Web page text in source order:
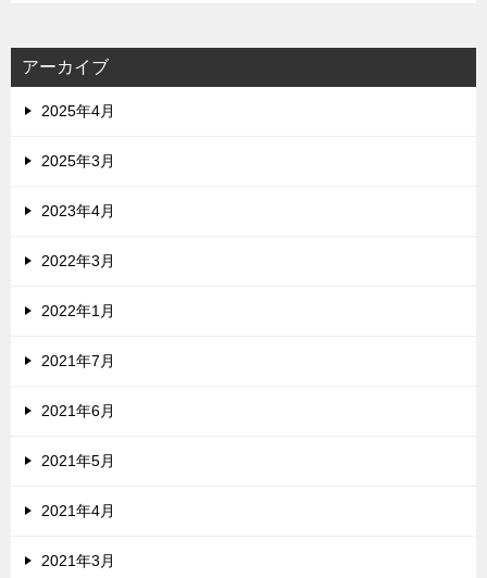
アーカイブ
2025年4月
2025年3月
2023年4月
2022年3月
2022年1月
2021年7月
2021年6月
2021年5月
2021年4月
2021年3月